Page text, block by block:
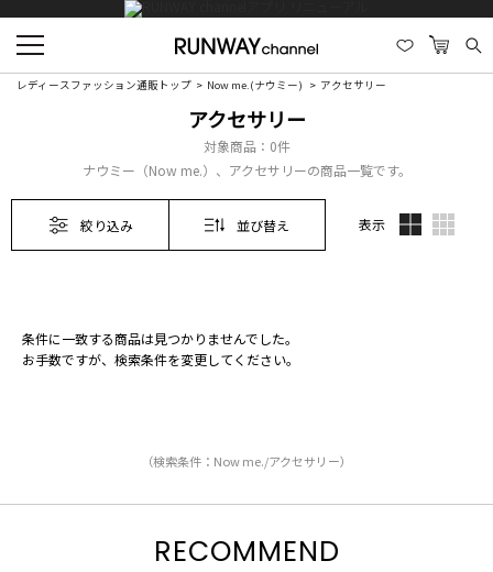
レディースファッション通販トップ Now me.(ナウミー) アクセサリー
アクセサリー
対象商品： 0件
ナウミー（Now me.）、アクセサリーの商品一覧です。
絞り込み 並び替え 表示
条件に一致する商品は見つかりませんでした。
お手数ですが、検索条件を変更してください。
（検索条件：Now me./アクセサリー）
RECOMMEND